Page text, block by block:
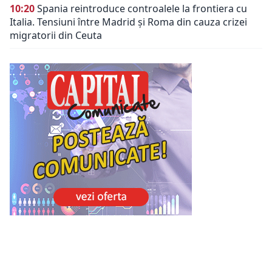
10:20Spania reintroduce controalele la frontiera cu
Italia. Tensiuni între Madrid și Roma din cauza crizei
migratorii din Ceuta